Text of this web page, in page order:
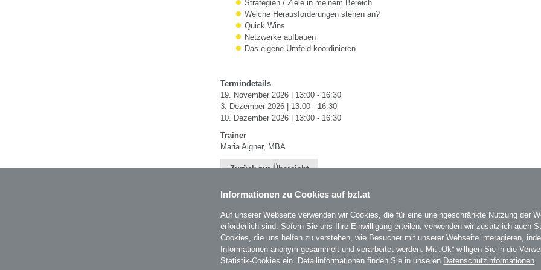
Strategien / Ziele in meinem Bereich
Welche Herausforderungen stehen an?
Quick Wins
Netzwerke aufbauen
Das eigene Umfeld koordinieren
Termindetails
19. November 2026 | 13:00 - 16:30
3. Dezember 2026 | 13:00 - 16:30
10. Dezember 2026 | 13:00 - 16:30
Trainer
Maria Aigner, MBA
Zurück zur Übersicht
BZL- Bildungszentrum Lenzingauf Facebook
BZL- Bildungszentrum Lenzingauf Instagram
mit
Informationen zu Cookies auf bzl.at
Auf unserer Webseite verwenden wir Cookies, die für eine uneingeschränkte Nutzung der
erforderlich sind. Sofern Sie uns Ihre Einwilligung erteilen, verwenden wir zusätzlich auch
Cookies, die uns helfen zu verstehen, wie Besucher mit unserer Webseite interagieren,
Informationen anonym gesammelt und verarbeitet werden. Mit „Ok“ willigen Sie in die
Statistik-Cookies ein. Detailinformationen finden Sie in unseren Datenschutzinformationen.